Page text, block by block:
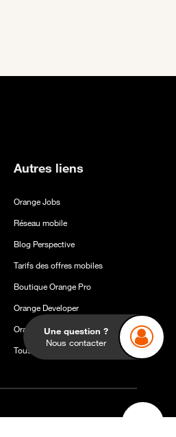
Une question ?
Nous contacter
Autres liens
Orange Jobs
Réseau mobile
Blog Perspective
Tarifs des offres mobiles
Boutique Orange Pro
Orange Developer
Orange.com
Tous les sites du groupe